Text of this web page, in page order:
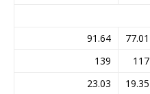
77.01
91.64
117
139
19.35
23.03